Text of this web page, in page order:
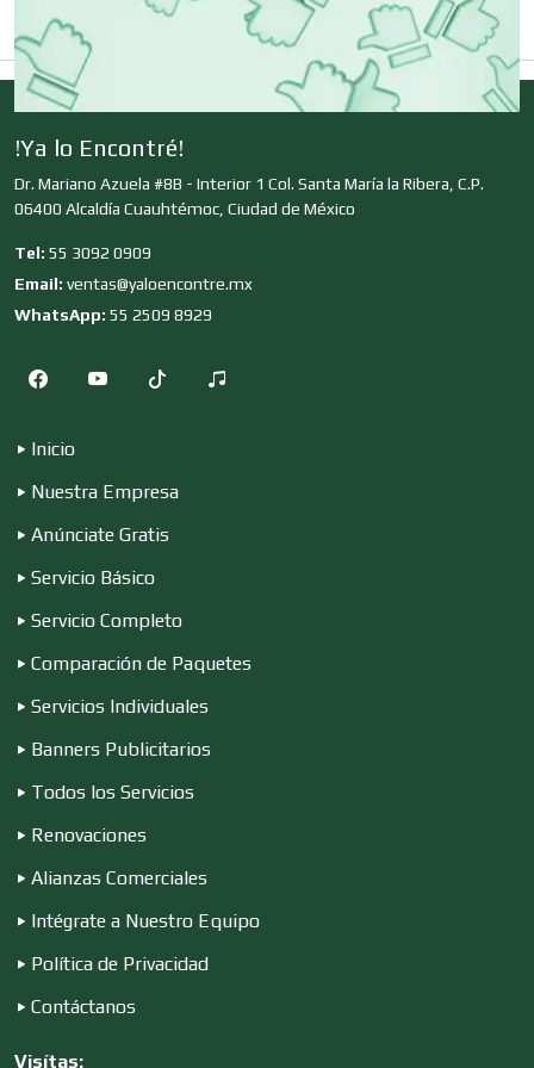
Clínicas de Belleza
Clínicas de Rehabilitación
Clínicas y Hospitales
Clubes Deportivos
Cocinas Integrales
Construcciones en General
Contadores
Control de Plagas
!Ya lo Encontré!
Dr. Mariano Azuela #8B - Interior 1 Col. Santa María la Ribera, C.P.
06400 Alcaldía Cuauhtémoc, Ciudad de México
Tel: 55 3092 0909
Email: ventas@yaloencontre.mx
WhatsApp: 55 2509 8929
Inicio
Nuestra Empresa
Anúnciate Gratis
Servicio Básico
Servicio Completo
Comparación de Paquetes
Servicios Individuales
Banners Publicitarios
Todos los Servicios
Renovaciones
Alianzas Comerciales
Intégrate a Nuestro Equipo
Política de Privacidad
Contáctanos
Visítas: